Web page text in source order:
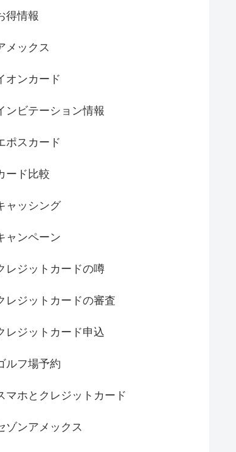
得情報
メックス
オンカード
ンビテーション情報
ポスカード
ード比較
ャッシング
ャンペーン
レジットカードの噂
レジットカードの審査
レジットカード申込
ルフ場予約
マホとクレジットカード
ゾンアメックス